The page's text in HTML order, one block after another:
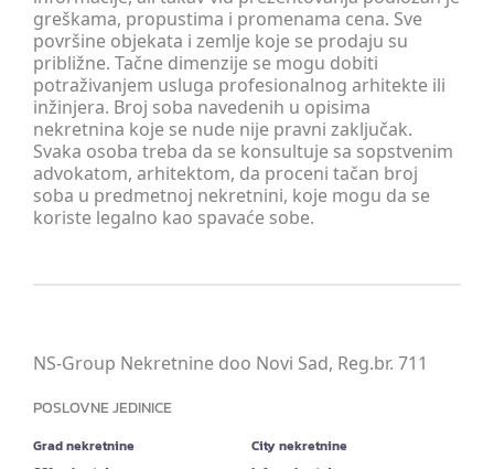
greškama, propustima i promenama cena. Sve
površine objekata i zemlje koje se prodaju su
približne. Tačne dimenzije se mogu dobiti
potraživanjem usluga profesionalnog arhitekte ili
inžinjera. Broj soba navedenih u opisima
nekretnina koje se nude nije pravni zaključak.
Svaka osoba treba da se konsultuje sa sopstvenim
advokatom, arhitektom, da proceni tačan broj
soba u predmetnoj nekretnini, koje mogu da se
koriste legalno kao spavaće sobe.
NS-Group Nekretnine doo Novi Sad, Reg.br. 711
POSLOVNE JEDINICE
Grad nekretnine
City nekretnine